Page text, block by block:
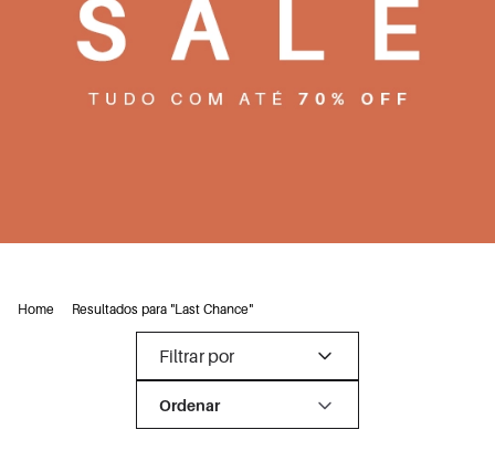
Home Resultados para "Last Chance"
Filtrar por